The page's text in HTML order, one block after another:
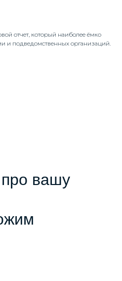
отчет, который наиболее ёмко
и подведомственных организаций.
вашу